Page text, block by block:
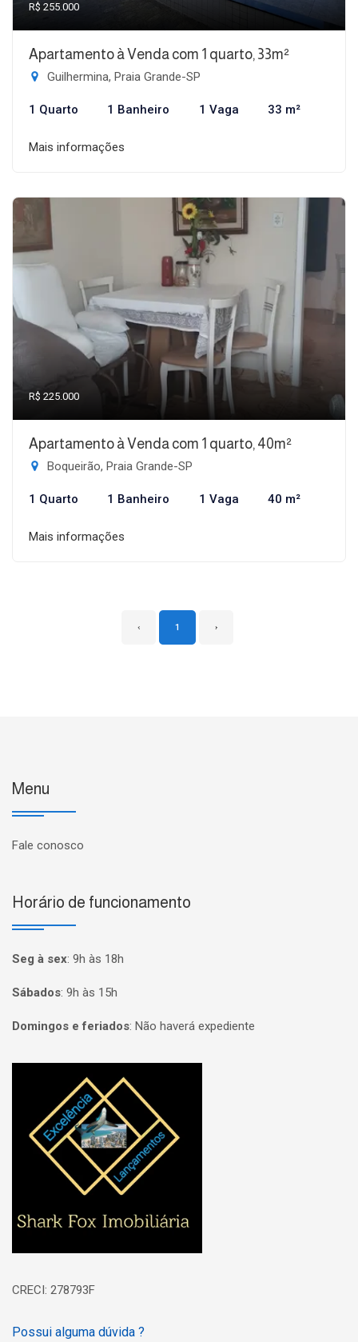
R$ 255.000
Apartamento à Venda com 1 quarto, 33m²
Guilhermina, Praia Grande-SP
1 Quarto 1 Banheiro 1 Vaga 33 m²
Mais informações
R$ 225.000
Apartamento à Venda com 1 quarto, 40m²
Boqueirão, Praia Grande-SP
1 Quarto 1 Banheiro 1 Vaga 40 m²
Mais informações
‹ 1 ›
Menu
Fale conosco
Horário de funcionamento
Seg à sex: 9h às 18h
Sábados: 9h às 15h
Domingos e feriados: Não haverá expediente
Página inicial
CRECI: 278793F
Possui alguma dúvida ?